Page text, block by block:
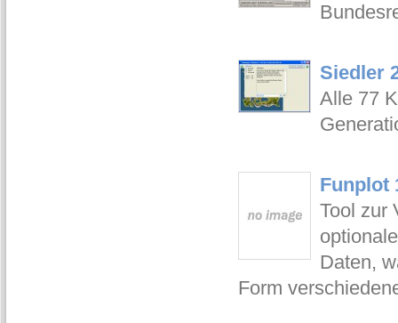
Siedler
Alle 77
Funplot
Tool zur
Daten,
Form